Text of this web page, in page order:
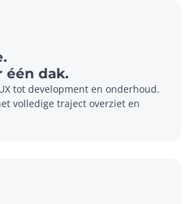
één dak.
tot development en onderhoud.
volledige traject overziet en